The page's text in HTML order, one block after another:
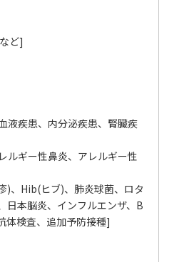
ど]
液疾患、内分泌疾患、腎臓疾
ルギー性鼻炎、アレルギー性
)、Hib(ヒブ)、肺炎球菌、ロタ
日本脳炎、インフルエンザ、B
体検査、追加予防接種]